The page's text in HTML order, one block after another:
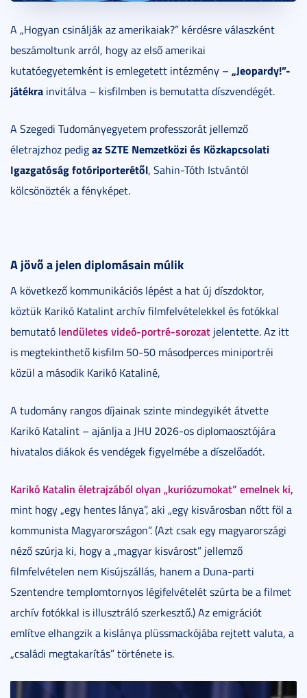
A „Hogyan csinálják az amerikaiak?” kérdésre válaszként
beszámoltunk arról, hogy az első amerikai
kutatóegyetemként is emlegetett intézmény – „Jeopardy!”-
játékra invitálva – kisfilmben is bemutatta díszvendégét.
A Szegedi Tudományegyetem professzorát jellemző
életrajzhoz pedigaz SZTE Nemzetközi és Közkapcsolati
Igazgatóság fotóriporterétől, Sahin-Tóth Istvántól
kölcsönözték a fényképet.
A jövő a jelen diplomásain múlik
A következő kommunikációs lépést a hat új díszdoktor,
köztük Karikó Katalint archív filmfelvételekkel és fotókkal
bemutató lendületes videó-portré-sorozat jelentette. Az itt
is megtekinthető kisfilm 50-50 másodperces miniportréi
közül a második Karikó Kataliné,
A tudomány rangos díjainak szinte mindegyikét átvette
Karikó Katalint – ajánlja a JHU 2026-os diplomaosztójára
hivatalos diákok és vendégek figyelmébe a díszelőadót.
Karikó Katalin életrajzából olyan „kuriózumokat” emelnek ki,
mint hogy „egy hentes lánya”, aki „egy kisvárosban nőtt föl a
kommunista Magyarországon”. (Azt csak egy magyarországi
néző szúrja ki, hogy a „magyar kisvárost” jellemző
filmfelvételen nem Kisújszállás, hanem a Duna-parti
Szentendre templomtornyos légifelvételét szúrta be a filmet
archív fotókkal is illusztráló szerkesztő.) Az emigrációt
említve elhangzik a kislánya plüssmackójába rejtett valuta, a
„családi megtakarítás” története is.